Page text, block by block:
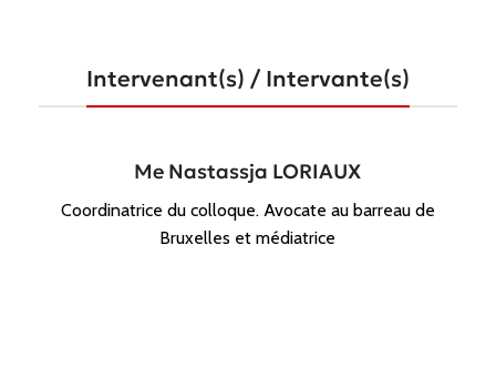
Intervenant(s) / Intervante(s)
Me Nastassja LORIAUX
Coordinatrice du colloque. Avocate au barreau de
Bruxelles et médiatrice